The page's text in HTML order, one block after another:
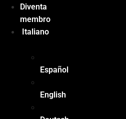
Diventa
membro
Italiano
Español
English